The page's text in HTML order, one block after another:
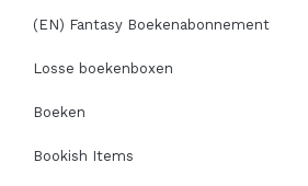
(EN) Fantasy Boekenabonnement
Losse boekenboxen
Boeken
Bookish Items